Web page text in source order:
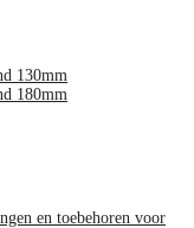
130mm
180mm
en toebehoren voor